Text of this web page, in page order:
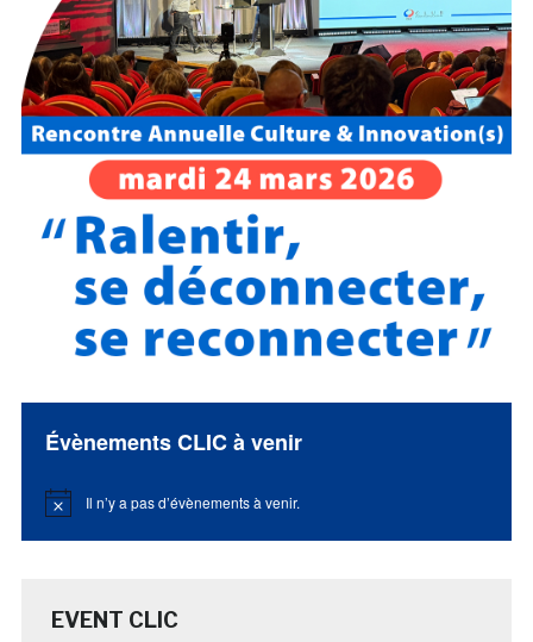
Évènements CLIC à venir
Notice Il n’y a pas d’évènements à venir.
EVENT CLIC